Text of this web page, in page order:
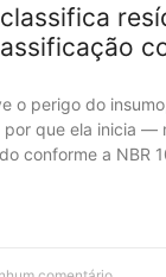
classifica
o perigo do
por que ela inicia —
conforme a NBR